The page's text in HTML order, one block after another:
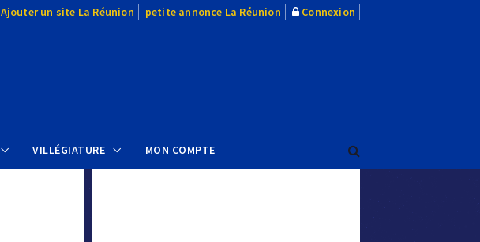
Ajouter un site La Réunion petite annonce La Réunion Connexion
VILLÉGIATURE MON COMPTE